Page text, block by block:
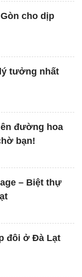
cho dịp
tưởng nhất
đường hoa
bạn!
– Biệt thự
đôi ở Đà Lạt